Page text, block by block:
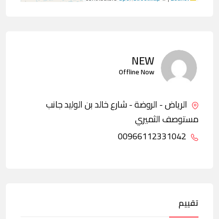
NEW
Offline Now
الرياض - الروضة - شارع خالد بن الوليد جانب
مستوصف الثميري
تقييم